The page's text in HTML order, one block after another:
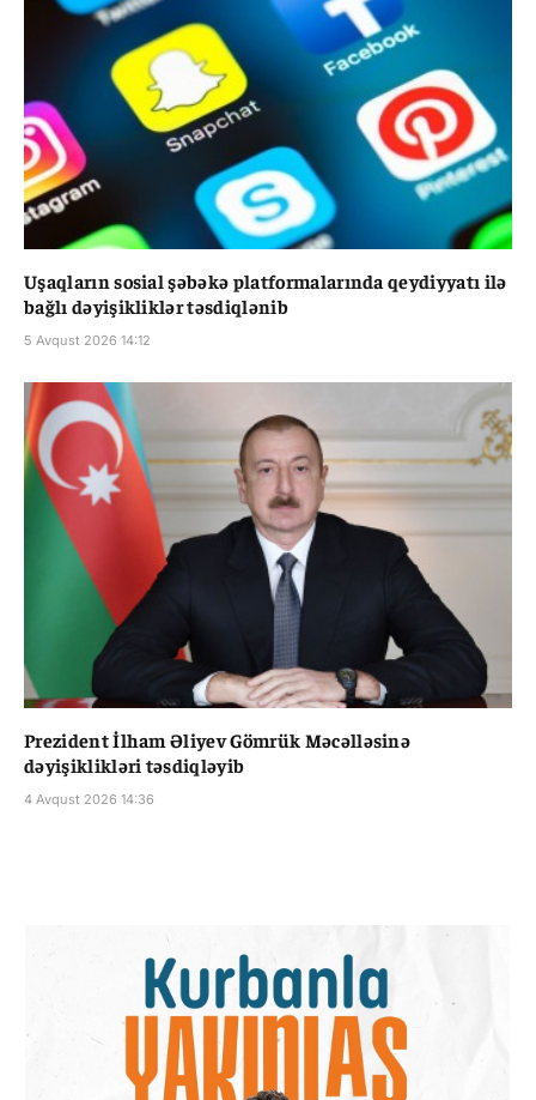
Uşaqların sosial şəbəkə platformalarında qeydiyyatı ilə
bağlı dəyişikliklər təsdiqlənib
5 Avqust 2026 14:12
Prezident İlham Əliyev Gömrük Məcəlləsinə
dəyişiklikləri təsdiqləyib
4 Avqust 2026 14:36